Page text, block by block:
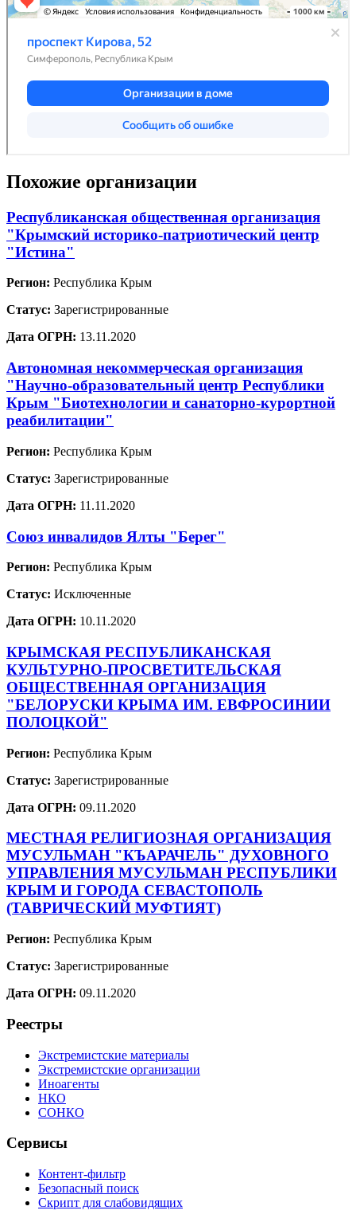
Похожие организации
Республиканская общественная организация
"Крымский историко-патриотический центр
"Истина"
Регион: Республика Крым
Статус: Зарегистрированные
Дата ОГРН: 13.11.2020
Автономная некоммерческая организация
"Научно-образовательный центр Республики
Крым "Биотехнологии и санаторно-курортной
реабилитации"
Регион: Республика Крым
Статус: Зарегистрированные
Дата ОГРН: 11.11.2020
Союз инвалидов Ялты "Берег"
Регион: Республика Крым
Статус: Исключенные
Дата ОГРН: 10.11.2020
КРЫМСКАЯ РЕСПУБЛИКАНСКАЯ
КУЛЬТУРНО-ПРОСВЕТИТЕЛЬСКАЯ
ОБЩЕСТВЕННАЯ ОРГАНИЗАЦИЯ
"БЕЛОРУСКИ КРЫМА ИМ. ЕВФРОСИНИИ
ПОЛОЦКОЙ"
Регион: Республика Крым
Статус: Зарегистрированные
Дата ОГРН: 09.11.2020
МЕСТНАЯ РЕЛИГИОЗНАЯ ОРГАНИЗАЦИЯ
МУСУЛЬМАН "КЪАРАЧЕЛЬ" ДУХОВНОГО
УПРАВЛЕНИЯ МУСУЛЬМАН РЕСПУБЛИКИ
КРЫМ И ГОРОДА СЕВАСТОПОЛЬ
(ТАВРИЧЕСКИЙ МУФТИЯТ)
Регион: Республика Крым
Статус: Зарегистрированные
Дата ОГРН: 09.11.2020
Реестры
Экстремистские материалы
Экстремистские организации
Иноагенты
НКО
СОНКО
Сервисы
Контент-фильтр
Безопасный поиск
Скрипт для слабовидящих